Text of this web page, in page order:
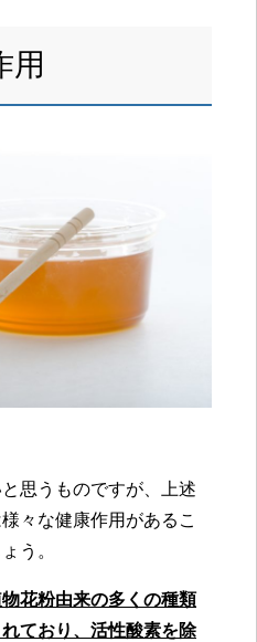
用
思うものですが、上述
々な健康作用があるこ
う。
花粉由来の多くの種類
ており、活性酸素を除